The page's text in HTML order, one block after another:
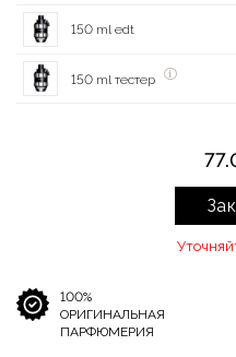
150 ml edt
150 ml тестер
100%
ОРИГИНАЛЬНАЯ
ПАРФЮМЕРИЯ